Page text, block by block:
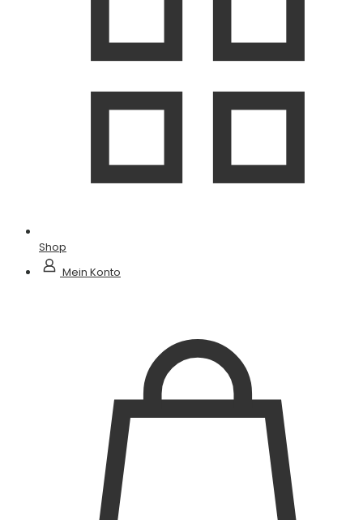
Shop
Mein Konto